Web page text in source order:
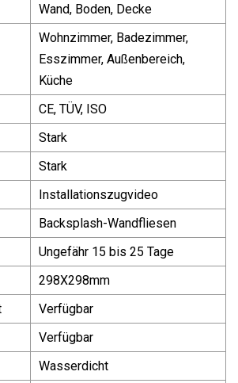
Wand, Boden, Decke
Wohnzimmer, Badezimmer,
Esszimmer, Außenbereich,
Küche
CE, TÜV, ISO
Stark
Stark
Installationszugvideo
Backsplash-Wandfliesen
Ungefähr 15 bis 25 Tage
298X298mm
Verfügbar
Verfügbar
Wasserdicht